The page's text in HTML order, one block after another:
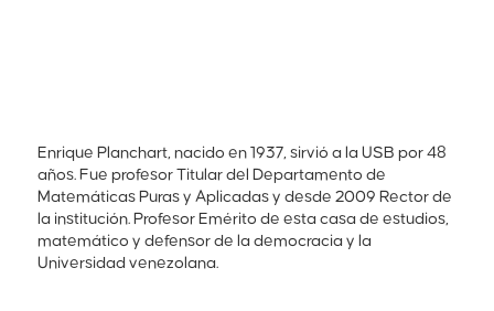
Enrique Planchart, nacido en 1937, sirvió a la USB por 48
años. Fue profesor Titular del Departamento de
Matemáticas Puras y Aplicadas y desde 2009 Rector de
la institución. Profesor Emérito de esta casa de estudios,
matemático y defensor de la democracia y la
Universidad venezolana.